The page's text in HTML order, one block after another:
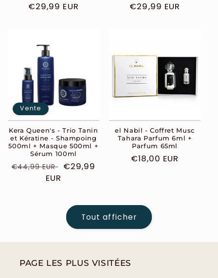
Prix
€29,99 EUR
Prix
€29,99 EUR
Vente
Kera Queen's - Trio Tanin
et Kératine - Shampoing
500ml + Masque 500ml +
Sérum 100ml
Prix
habituel
€44,99 EUR
Prix
€29,99
EUR
el Nabil - Coffret Musc
Tahara Parfum 6ml +
Parfum 65ml
Prix
€18,00 EUR
Tout afficher
PAGE LES PLUS VISITÉES